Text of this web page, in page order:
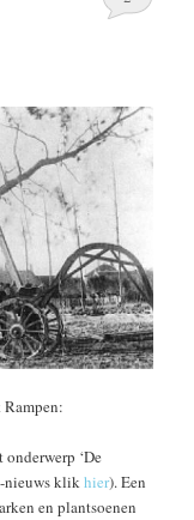
‘De
nieuws klikhier). Een
en plantsoenen